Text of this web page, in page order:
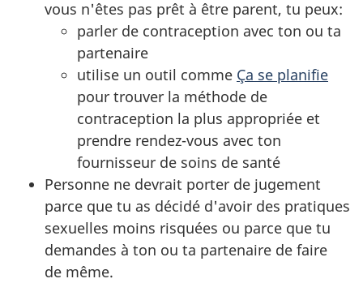
vous n'êtes pas prêt à être parent, tu peux:
parler de contraception avec ton ou ta
partenaire
utilise un outil comme Ça se planifie
pour trouver la méthode de
contraception la plus appropriée et
prendre rendez-vous avec ton
fournisseur de soins de santé
Personne ne devrait porter de jugement
parce que tu as décidé d'avoir des pratiques
sexuelles moins risquées ou parce que tu
demandes à ton ou ta partenaire de faire
de même.